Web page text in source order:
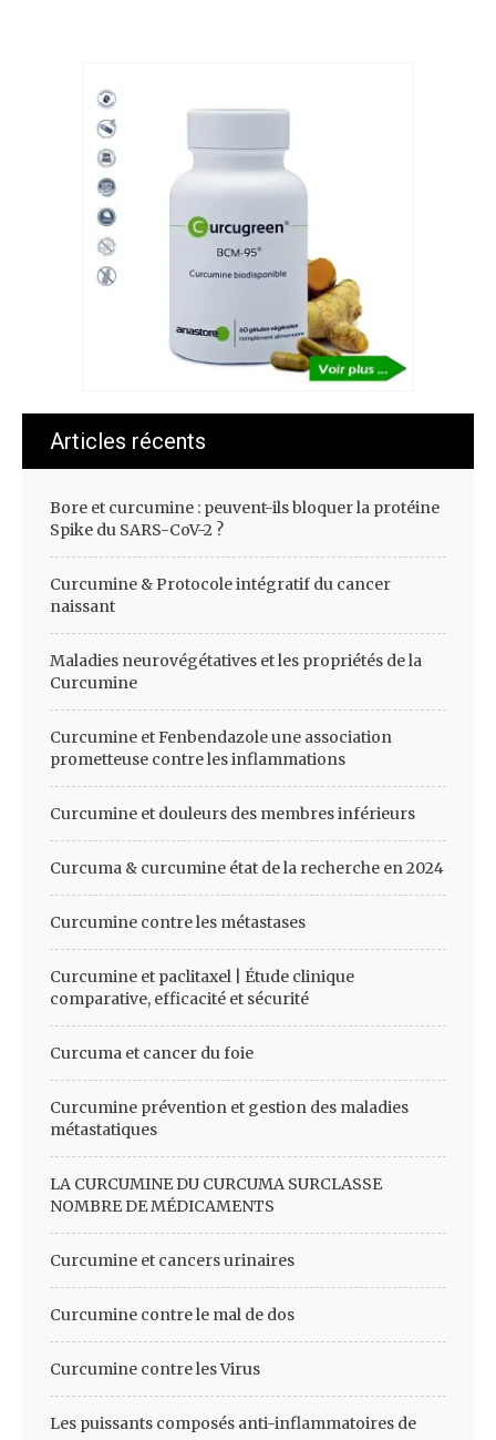
Articles récents
Bore et curcumine : peuvent-ils bloquer la protéine
Spike du SARS-CoV-2 ?
Curcumine & Protocole intégratif du cancer
naissant
Maladies neurovégétatives et les propriétés de la
Curcumine
Curcumine et Fenbendazole une association
prometteuse contre les inflammations
Curcumine et douleurs des membres inférieurs
Curcuma & curcumine état de la recherche en 2024
Curcumine contre les métastases
Curcumine et paclitaxel | Étude clinique
comparative, efficacité et sécurité
Curcuma et cancer du foie
Curcumine prévention et gestion des maladies
métastatiques
LA CURCUMINE DU CURCUMA SURCLASSE
NOMBRE DE MÉDICAMENTS
Curcumine et cancers urinaires
Curcumine contre le mal de dos
Curcumine contre les Virus
Les puissants composés anti-inflammatoires de